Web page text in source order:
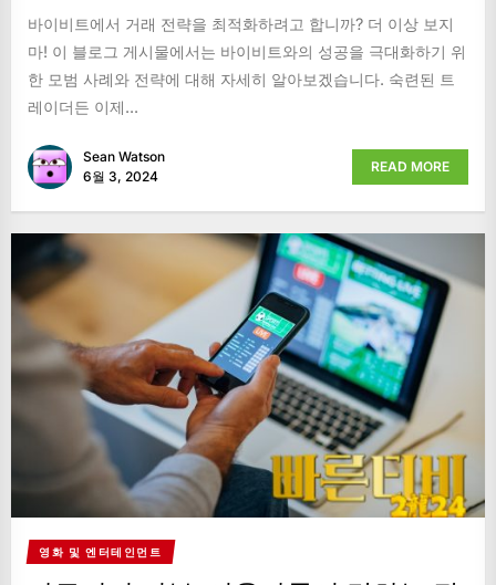
바이비트에서 거래 전략을 최적화하려고 합니까? 더 이상 보지
마! 이 블로그 게시물에서는 바이비트와의 성공을 극대화하기 위
한 모범 사례와 전략에 대해 자세히 알아보겠습니다. 숙련된 트
레이더든 이제...
Sean Watson
6월 3, 2024
READ MORE
영화 및 엔터테인먼트